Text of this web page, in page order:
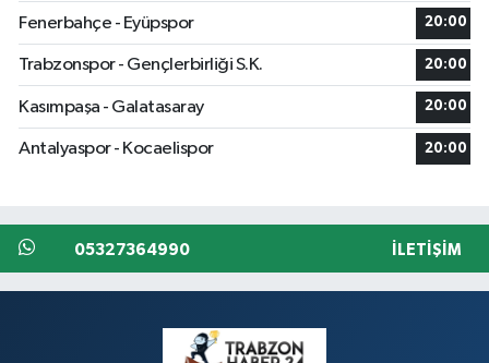
Fenerbahçe - Eyüpspor 20:00
Trabzonspor - Gençlerbirliği S.K. 20:00
Kasımpaşa - Galatasaray 20:00
Antalyaspor - Kocaelispor 20:00
05327364990 İLETIŞIM